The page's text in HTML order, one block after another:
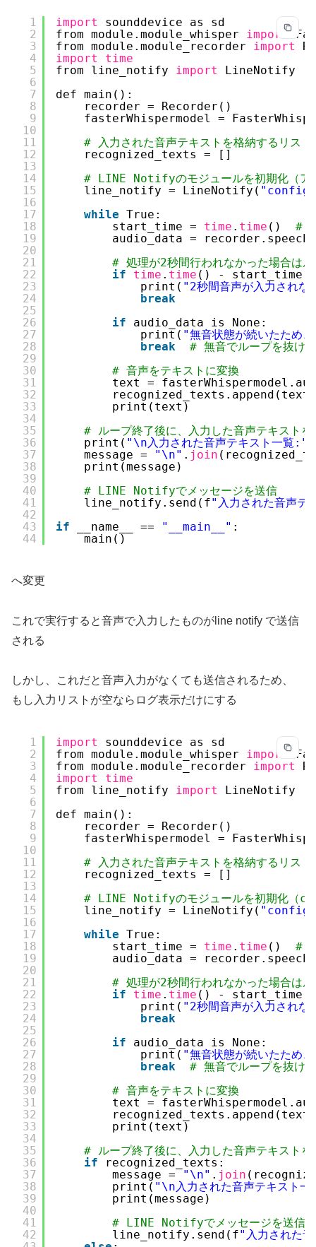
1
2
3
4
5
6
7
8
9
10
11
12
13
14
15
16
17
18
19
20
21
22
23
24
25
26
27
28
29
30
31
32
33
34
35
36
37
38
39
40
41
42
43
44
import
sounddevice as sd
from module.module_whisper import
from module.module_recorder import
import
time
from line_notify import LineNotify
def main():
recorder = Recorder()
fasterWhispermodel =
# 入力された音声テキストを格納するリスト
recognized_texts = []
# LINE Notifyのモジュールを初期化（アク
line_notify = LineNotify(
while True:
start_time = time . time () #
audio_data =
# 処理が2秒間行われなかった場合は
if
time . time () - start_time
print( "2秒間音声が入力されな
break
if
audio_data is None:
print( "無音状態が続いたため
break
# 無音でループを抜ける
# 音声をテキストに変換
text =
print(text)
# ループ終了後に、入力した音声テキストを
print( "\n入力された音声テキスト一覧:"
message =
"\n" . join
print(message)
# LINE Notifyでメッセージを送信
line_notify.send(f"入力された音声
if
__name__ == "__main__" :
main()
へ変更
これで実行すると音声で入力したものがline notify で送信
される
しかし、これだと音声入力がなくても送信されるため、
もし入力リストが空ならログ表示だけにする
1
2
3
4
5
6
7
8
9
10
11
12
13
14
15
16
17
18
19
20
21
22
23
24
25
26
27
28
29
30
31
32
33
34
35
36
37
38
39
40
41
42
import
sounddevice as sd
from module.module_whisper import
from module.module_recorder import
import
time
from line_notify import LineNotify
def main():
recorder = Recorder()
fasterWhispermodel =
# 入力された音声テキストを格納するリスト
recognized_texts = []
# LINE Notifyのモジュールを初期化（
line_notify = LineNotify(
while True:
start_time = time . time () #
audio_data =
# 処理が2秒間行われなかった場合は
if
time . time () - start_time
print( "2秒間音声が入力されな
break
if
audio_data is None:
print( "無音状態が続いたため
break
# 無音でループを抜ける
# 音声をテキストに変換
text =
print(text)
# ループ終了後に、入力した音声テキストを
if
recognized_texts:
message =
"\n" . join
print( "\n入力された音声テキスト
print(message)
# LINE Notifyでメッセージを送信
line_notify.send(f"入力された